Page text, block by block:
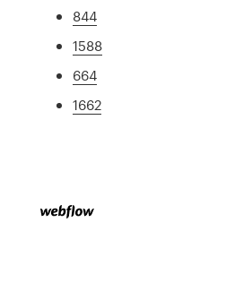
844
1588
664
1662